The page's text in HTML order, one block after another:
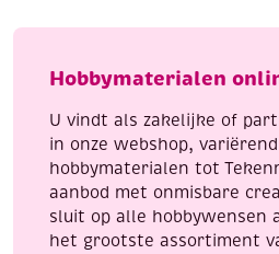
Scenes
Hobbymaterialen
U vindt als zakelijke of
in onze webshop,
hobbymaterialen tot
aanbod met onmisbare
sluit op alle hobbywensen
het grootste assortiment